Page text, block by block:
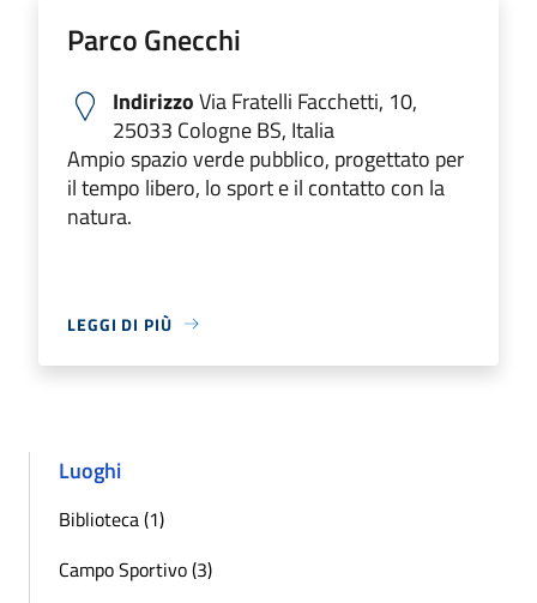
Parco Gnecchi
IndirizzoVia Fratelli Facchetti, 10,
25033 Cologne BS, Italia
Ampio spazio verde pubblico, progettato per
il tempo libero, lo sport e il contatto con la
natura.
LEGGI DI PIÙ
Luoghi
Biblioteca (1)
Campo Sportivo (3)